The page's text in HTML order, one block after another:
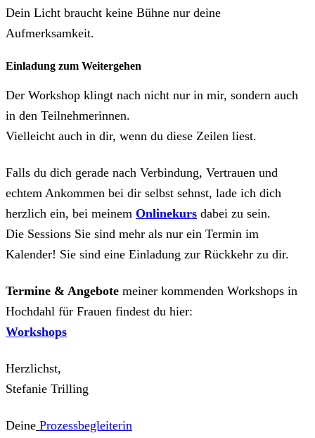
Dein Licht braucht keine Bühne nur deine
Aufmerksamkeit.
Einladung zum Weitergehen
Der Workshop klingt nach nicht nur in mir, sondern auch
in den Teilnehmerinnen.
Vielleicht auch in dir, wenn du diese Zeilen liest.
Falls du dich gerade nach Verbindung, Vertrauen und
echtem Ankommen bei dir selbst sehnst, lade ich dich
herzlich ein, bei meinem Onlinekurs dabei zu sein.
Die Sessions Sie sind mehr als nur ein Termin im
Kalender! Sie sind eine Einladung zur Rückkehr zu dir.
Termine & Angebote meiner kommenden Workshops in
Hochdahl für Frauen findest du hier:
Workshops
Herzlichst,
Stefanie Trilling
Deine Prozessbegleiterin